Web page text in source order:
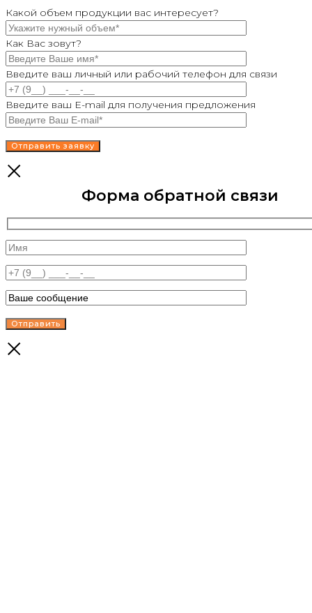
Какой объем продукции вас интересует?
Как Вас зовут?
Введите ваш личный или рабочий телефон для связи
Введите ваш E-mail для получения предложения
Форма обратной связи